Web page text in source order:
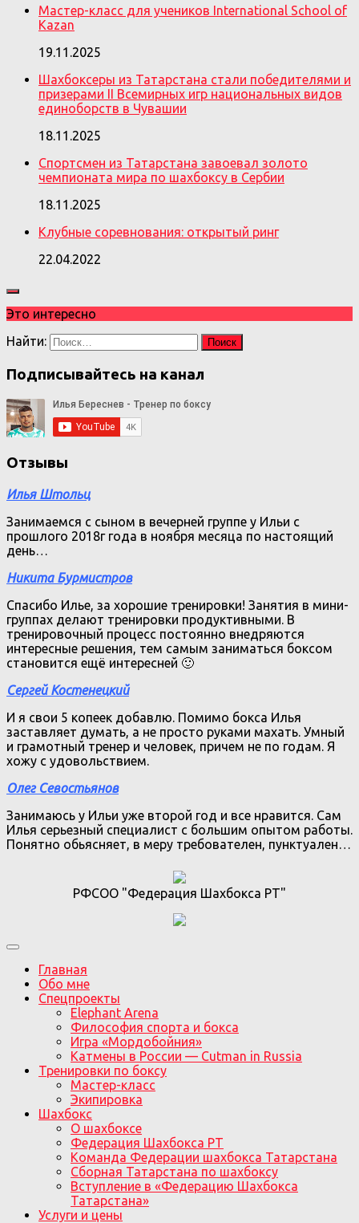
Мастер-класс для учеников International School of
Kazan
19.11.2025
Шахбоксеры из Татарстана стали победителями и
призерами II Всемирных игр национальных видов
единоборств в Чувашии
18.11.2025
Спортсмен из Татарстана завоевал золото
чемпионата мира по шахбоксу в Сербии
18.11.2025
Клубные соревнования: открытый ринг
22.04.2022
Это интересно
Найти:
Подписывайтесь на канал
Отзывы
Илья Штольц
Занимаемся с сыном в вечерней группе у Ильи с
прошлого 2018г года в ноября месяца по настоящий
день…
Никита Бурмистров
Спасибо Илье, за хорошие тренировки! Занятия в мини-
группах делают тренировки продуктивными. В
тренировочный процесс постоянно внедряются
интересные решения, тем самым заниматься боксом
становится ещё интересней 🙂
Сергей Костенецкий
И я свои 5 копеек добавлю. Помимо бокса Илья
заставляет думать, а не просто руками махать. Умный
и грамотный тренер и человек, причем не по годам. Я
хожу с удовольствием.
Олег Севостьянов
Занимаюсь у Ильи уже второй год и все нравится. Сам
Илья серьезный специалист с большим опытом работы.
Понятно обьясняет, в меру требователен, пунктуален…
РФСОО "Федерация Шахбокса РТ"
Главная
Обо мне
Спецпроекты
Elephant Arena
Философия спорта и бокса
Игра «Мордобойния»
Катмены в России — Cutman in Russia
Тренировки по боксу
Мастер-класс
Экипировка
Шахбокс
О шахбоксе
Федерация Шахбокса РТ
Команда Федерации шахбокса Татарстана
Сборная Татарстана по шахбоксу
Вступление в «Федерацию Шахбокса
Татарстана»
Услуги и цены